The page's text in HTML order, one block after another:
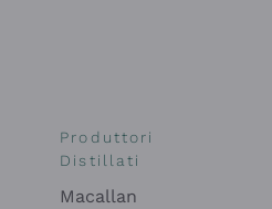
Produttori
Distillati
Macallan